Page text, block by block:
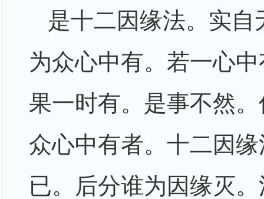
是十二因缘法。实
为众心中有。若一心
果一时有。是事不然
众心中有者。十二因
已。后分谁为因缘灭